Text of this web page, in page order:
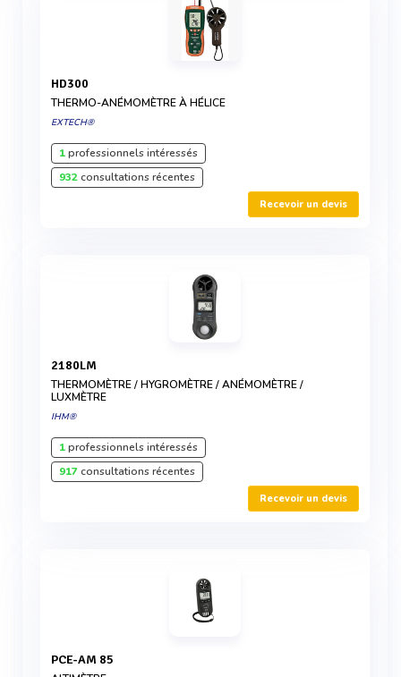
HD300
THERMO-ANÉMOMÈTRE À HÉLICE
EXTECH®
1professionnels intéressés
932consultations récentes
Recevoir un devis
2180LM
THERMOMÈTRE / HYGROMÈTRE / ANÉMOMÈTRE /
LUXMÈTRE
IHM®
1professionnels intéressés
917consultations récentes
Recevoir un devis
PCE-AM 85